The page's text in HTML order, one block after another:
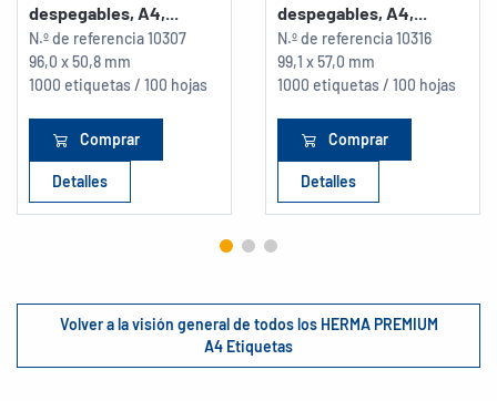
despegables, A4,...
N.º de referencia10307
96,0 x 50,8 mm
1000 etiquetas / 100 hojas
Comprar
Detalles
despegables, A4,...
N.º de referencia10316
99,1 x 57,0 mm
1000 etiquetas / 100 hojas
Comprar
Detalles
Volver a la visión general de todos los HERMA PREMIUM
A4 Etiquetas